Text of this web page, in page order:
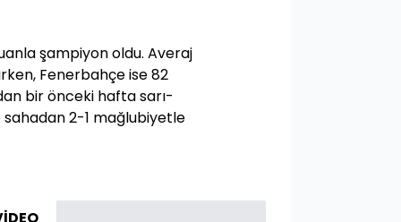
şampiyon oldu. Averaj
Fenerbahçe ise 82
bir önceki hafta sarı-
sahadan 2-1 mağlubiyetle